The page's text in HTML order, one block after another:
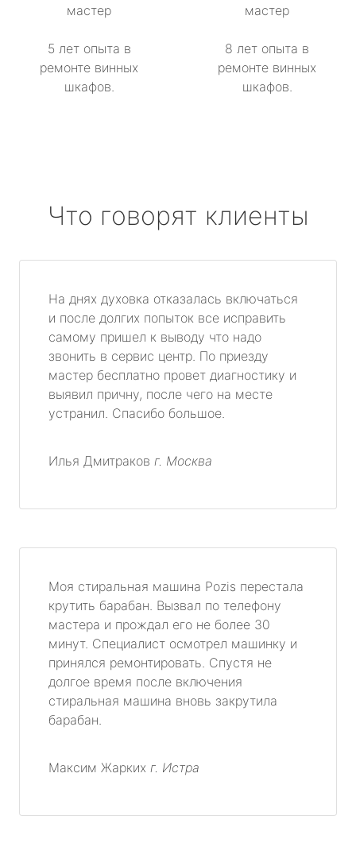
мастер
5 лет опыта в
ремонте винных
шкафов.
мастер
8 лет опыта в
ремонте винных
шкафов.
Что говорят клиенты
На днях духовка отказалась включаться
и после долгих попыток все исправить
самому пришел к выводу что надо
звонить в сервис центр. По приезду
мастер бесплатно провет диагностику и
выявил причну, после чего на месте
устранил. Спасибо большое.
Илья Дмитраков г. Москва
Моя стиральная машина Pozis перестала
крутить барабан. Вызвал по телефону
мастера и прождал его не более 30
минут. Специалист осмотрел машинку и
принялся ремонтировать. Спустя не
долгое время после включения
стиральная машина вновь закрутила
барабан.
Максим Жарких г. Истра